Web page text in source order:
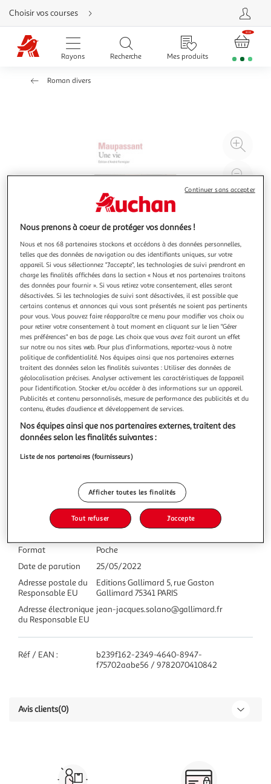
Aller
directement
au
contenu
Aller
directement
Aller
Choisir vos courses
Rayons Recherche Mes produits
Roman divers
à
UNE VIE, Maupassant Guy de
Obligée à une adolescence cloîtrée, Jeanne consacrait son
ennui à cultiver ses rêves. Enfin libérée du couvent par ses
parents, elle entame, confiante, son existence de femme. Le
chatoiement de la nature la fascine et n'en finit pas de
l'émouvoir. Au milieu de l'univers en fête se dresse soudain
En savoir +
Vous voulez connaître le prix de ce produit ?
Afficher le prix
Format
Poche
Date de parution
25/05/2022
Adresse postale du
Responsable EU
Editions Gallimard 5, rue Gaston
Gallimard 75341 PARIS
Adresse électronique
du Responsable EU
jean-jacques.solano@gallimard.fr
Réf / EAN :
b239f162-2349-4640-8947-
f75702aabe56 / 9782070410842
Avis clients(0)
Nous prenons à coeur de protéger vos données !
Nous et nos 68 partenaires stockons et accédons à des données personnelles,
telles que des données de navigation ou des identifiants uniques, sur votre
appareil. Si vous sélectionnez "J'accepte", les technologies de suivi prendront en
charge les finalités affichées dans la section « Nous et nos partenaires traitons
des données pour fournir ». Si vous retirez votre consentement, elles seront
désactivées. Si les technologies de suivi sont désactivées, il est possible que
certains contenus et annonces qui vous sont présentés ne soient pas pertinents
pour vous. Vous pouvez faire réapparaître ce menu pour modifier vos choix ou
pour retirer votre consentement à tout moment en cliquant sur le lien "Gérer
mes préférences" en bas de page. Les choix que vous avez fait auront un effet
sur notre ou nos sites web. Pour plus d’informations, reportez-vous à notre
politique de confidentialité. Nos équipes ainsi que nos partenaires externes
traitent des données selon les finalités suivantes : Utiliser des données de
géolocalisation précises. Analyser activement les caractéristiques de l’appareil
pour l’identification. Stocker et/ou accéder à des informations sur un appareil.
Publicités et contenu personnalisés, mesure de performance des publicités et du
contenu, études d’audience et développement de services.
Nos équipes ainsi que nos partenaires externes, traitent des
données selon les finalités suivantes :
Liste de nos partenaires (fournisseurs)
Afficher toutes les finalités
Tout refuser J'accepte
Continuer sans accepter